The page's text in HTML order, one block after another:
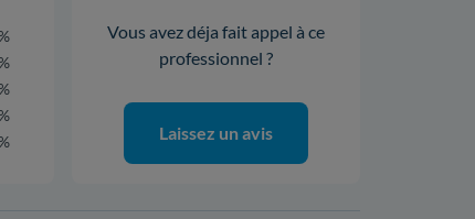
Vous avez déja fait appel à ce
professionnel ?
Laissez un avis